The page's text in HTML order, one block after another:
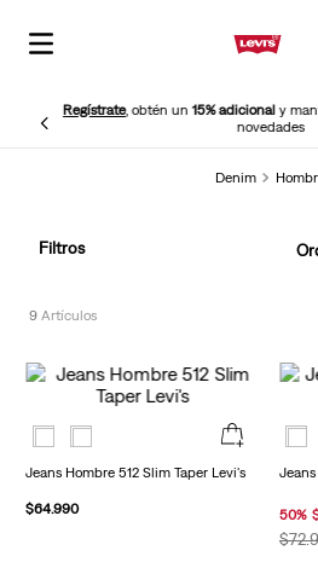
Regístrate, obtén un15% adicionaly
novedades
Denim
Filtros
9
Jeans Hombre 512 Slim Taper Levi's
$64.990 50%
$72.